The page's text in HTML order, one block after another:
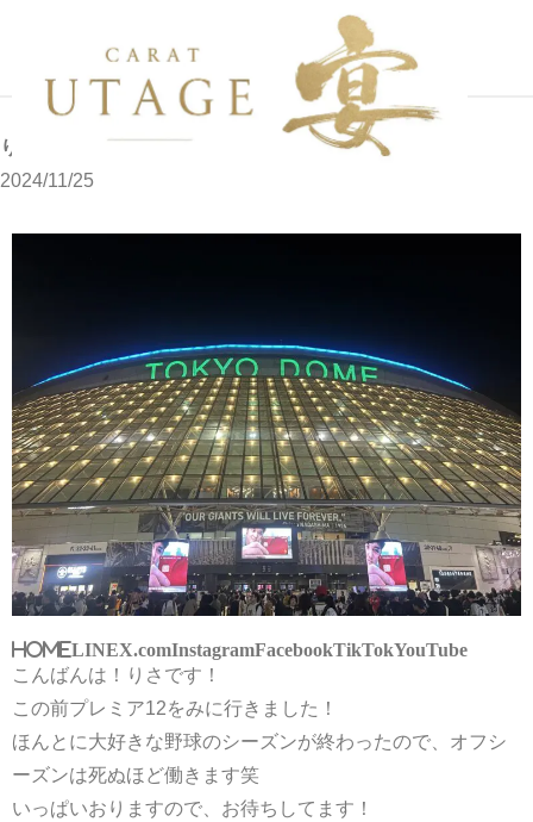
ホーム 写メブログ りさ
りさ
2024/11/25
HOMELINEX.comInstagramFacebookTikTokYouTube
こんばんは！りさです！
この前プレミア12をみに行きました！
ほんとに大好きな野球のシーズンが終わったので、オフシ
ーズンは死ぬほど働きます笑
いっぱいおりますので、お待ちしてます！